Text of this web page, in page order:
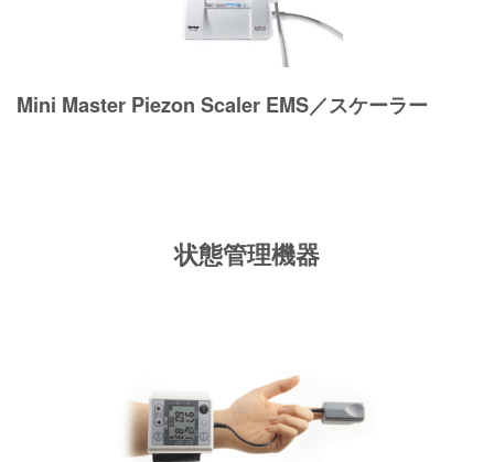
Mini Master Piezon Scaler EMS／スケーラー
状態管理機器